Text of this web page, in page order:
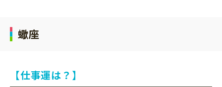
蠍座
【仕事運は？】